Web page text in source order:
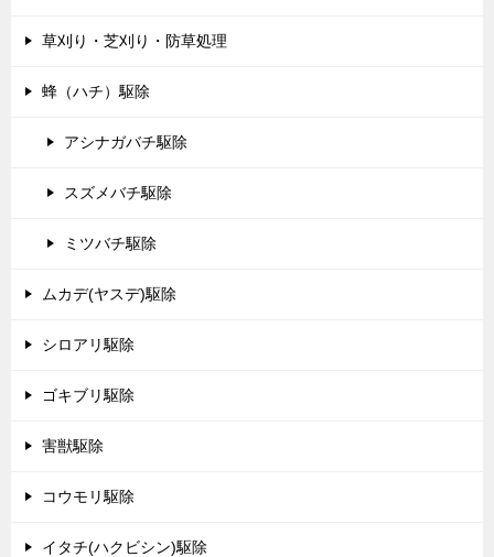
草刈り・芝刈り・防草処理
蜂（ハチ）駆除
アシナガバチ駆除
スズメバチ駆除
ミツバチ駆除
ムカデ(ヤスデ)駆除
シロアリ駆除
ゴキブリ駆除
害獣駆除
コウモリ駆除
イタチ(ハクビシン)駆除